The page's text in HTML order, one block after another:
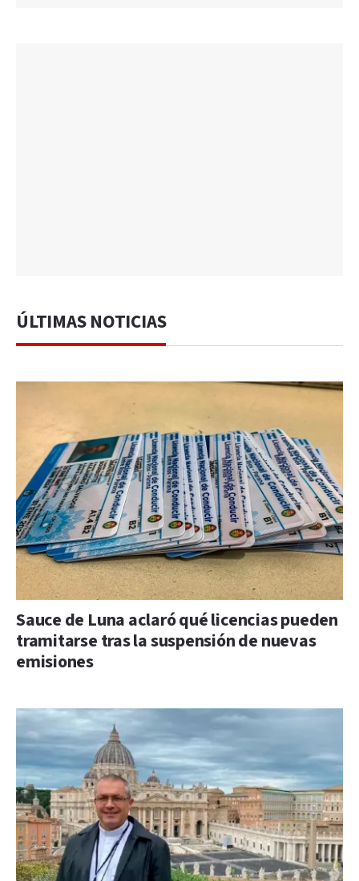
ÚLTIMAS NOTICIAS
Sauce de Luna aclaró qué licencias pueden
tramitarse tras la suspensión de nuevas
emisiones